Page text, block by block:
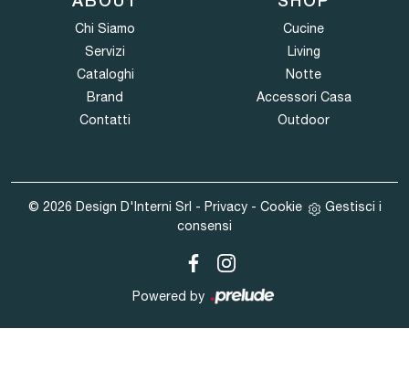
Chi Siamo
Servizi
Cataloghi
Brand
Contatti
Cucine
Living
Notte
Accessori Casa
Outdoor
© 2026 Design D'Interni Srl - Privacy- Cookie
Gestisci i
consensi
Powered by